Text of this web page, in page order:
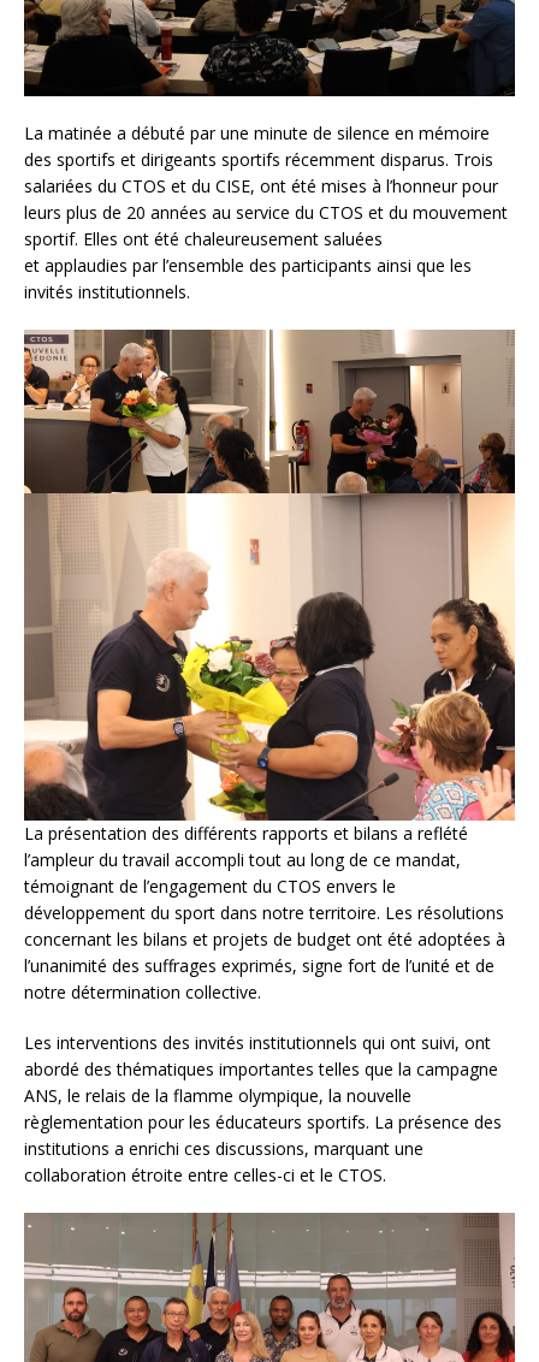
La matinée a débuté par une minute de silence en mémoire
des sportifs et dirigeants sportifs récemment disparus. Trois
salariées du CTOS et du CISE, ont été mises à l’honneur pour
leurs plus de 20 années au service du CTOS et du mouvement
sportif. Elles ont été chaleureusement saluées
et applaudies par l’ensemble des participants ainsi que les
invités institutionnels.
La présentation des différents rapports et bilans a reflété
l’ampleur du travail accompli tout au long de ce mandat,
témoignant de l’engagement du CTOS envers le
développement du sport dans notre territoire. Les résolutions
concernant les bilans et projets de budget ont été adoptées à
l’unanimité des suffrages exprimés, signe fort de l’unité et de
notre détermination collective.
Les interventions des invités institutionnels qui ont suivi, ont
abordé des thématiques importantes telles que la campagne
ANS, le relais de la flamme olympique, la nouvelle
règlementation pour les éducateurs sportifs. La présence des
institutions a enrichi ces discussions, marquant une
collaboration étroite entre celles-ci et le CTOS.